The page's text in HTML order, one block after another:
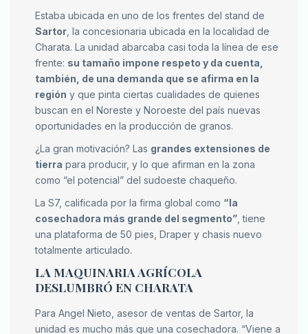
Estaba ubicada en uno de los frentes del stand de
Sartor , la concesionaria ubicada en la localidad de
Charata. La unidad abarcaba casi toda la línea de ese
frente: su tamaño impone respeto y da cuenta,
también, de una demanda que se afirma en la
región y que pinta ciertas cualidades de quienes
buscan en el Noreste y Noroeste del país nuevas
oportunidades en la producción de granos.
¿La gran motivación? Las grandes extensiones de
tierra para producir, y lo que afirman en la zona
como “el potencial” del sudoeste chaqueño.
La S7, calificada por la firma global como “la
cosechadora más grande del segmento” , tiene
una plataforma de 50 pies, Draper y chasis nuevo
totalmente articulado.
LA MAQUINARIA AGRÍCOLA
DESLUMBRÓ EN CHARATA
Para Angel Nieto, asesor de ventas de Sartor, la
unidad es mucho más que una cosechadora. “Viene a